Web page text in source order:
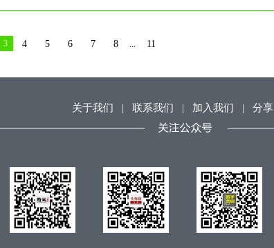
3 4 5 6 7 8 11
关于我们 | 联系我们 | 加入我们 | 分享